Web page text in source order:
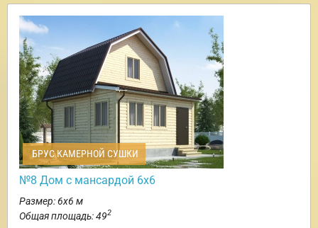
БРУС КАМЕРНОЙ СУШКИ
№8 Дом с мансардой 6х6
Размер: 6х6 м
Общая площадь: 492